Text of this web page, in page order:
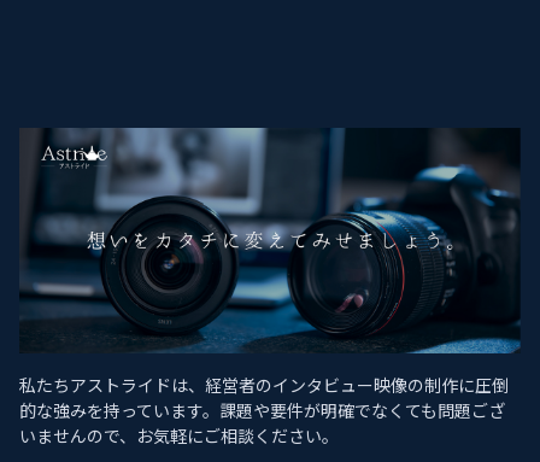
私たちアストライドは、経営者のインタビュー映像の制作に圧倒
的な強みを持っています。課題や要件が明確でなくても問題ござ
いませんので、お気軽にご相談ください。